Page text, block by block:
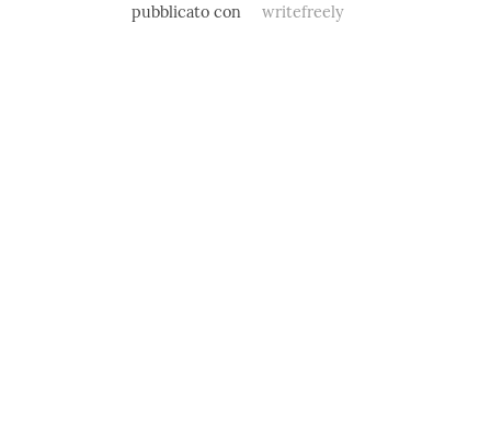
pubblicato con writefreely